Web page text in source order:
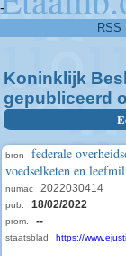
-
RSS
Koninklijk
gepubliceerd
bron
federale
voedselketen en
numac 2022030414
pub. 18/02/2022
prom. --
staatsblad https://